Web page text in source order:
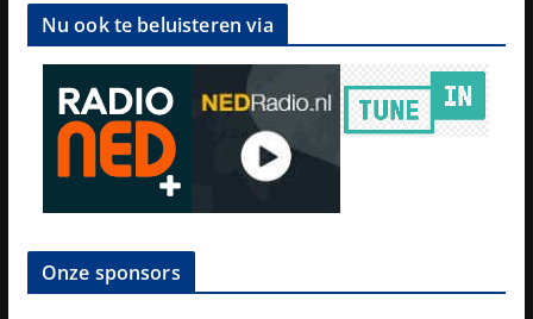
Nu ook te beluisteren via
Onze sponsors